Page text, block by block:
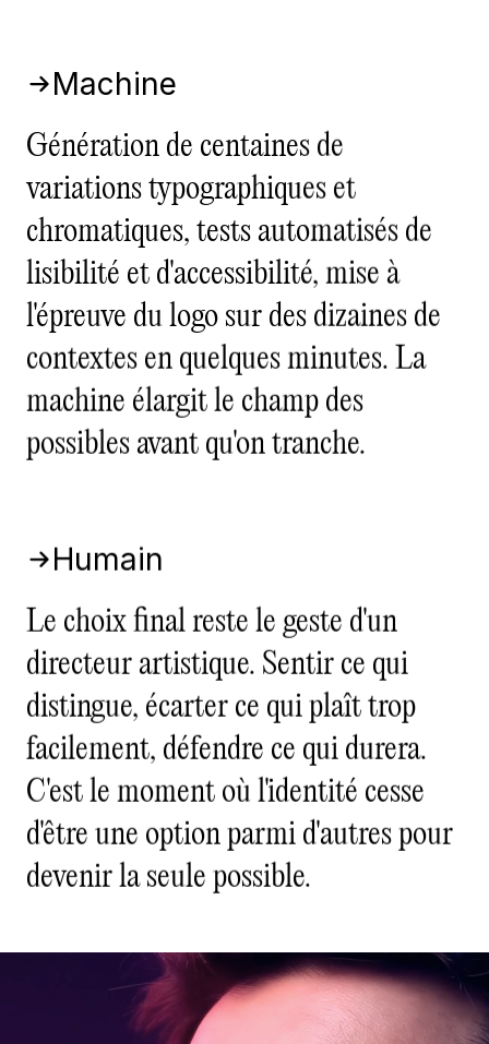
Machine
Génération de centaines de
variations typographiques et
chromatiques, tests automatisés de
lisibilité et d'accessibilité, mise à
l'épreuve du logo sur des dizaines de
contextes en quelques minutes. La
machine élargit le champ des
possibles avant qu'on tranche.
Humain
Le choix final reste le geste d'un
directeur artistique. Sentir ce qui
distingue, écarter ce qui plaît trop
facilement, défendre ce qui durera.
C'est le moment où l'identité cesse
d'être une option parmi d'autres pour
devenir la seule possible.